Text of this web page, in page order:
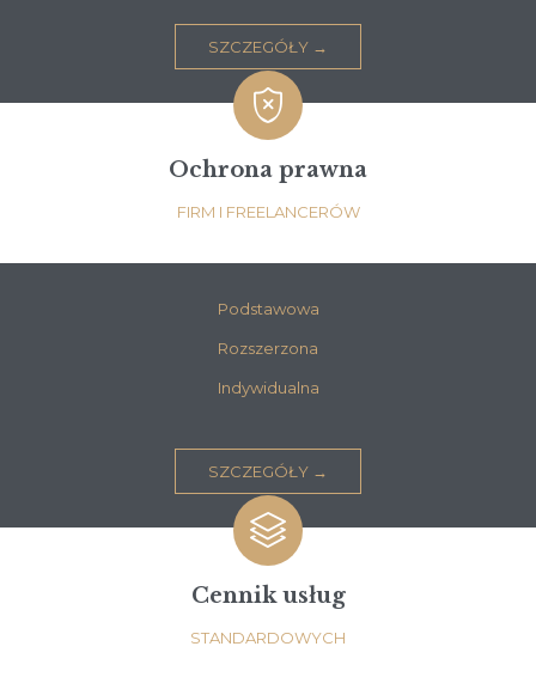
SZCZEGÓŁY →

Ochrona prawna
FIRM I FREELANCERÓW
Podstawowa
Rozszerzona
Indywidualna
SZCZEGÓŁY →

Cennik usług
STANDARDOWYCH